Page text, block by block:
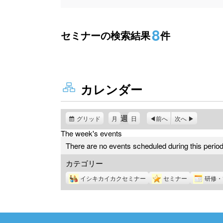
セミナーの検索結果8件
カレンダー
グリッド 月 週 日 前へ 次へ
The week's events
There are no events scheduled during this
カテゴリー
イシキカイカクセミナー セミナー 研修